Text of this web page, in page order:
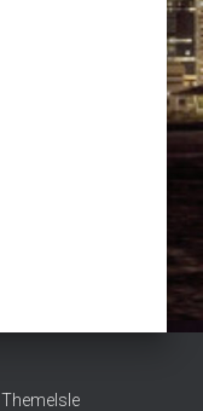
ThemeIsle